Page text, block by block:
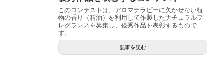
このコンテストは、アロマテラピーに欠かせない植
物の香り（精油）を利用して作製したナチュラルフ
レグランスを募集し、優秀作品を表彰するもので
す。
記事を読む